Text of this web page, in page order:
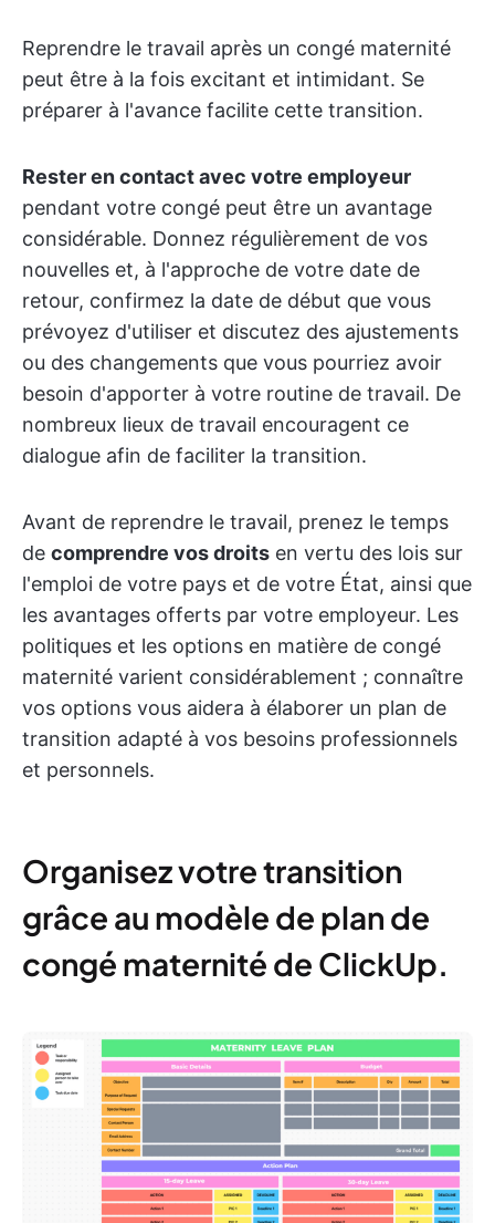
Reprendre le travail après un congé maternité
peut être à la fois excitant et intimidant. Se
préparer à l'avance facilite cette transition.
Rester en contact avec votre employeur
pendant votre congé peut être un avantage
considérable. Donnez régulièrement de vos
nouvelles et, à l'approche de votre date de
retour, confirmez la date de début que vous
prévoyez d'utiliser et discutez des ajustements
ou des changements que vous pourriez avoir
besoin d'apporter à votre routine de travail. De
nombreux lieux de travail encouragent ce
dialogue afin de faciliter la transition.
Avant de reprendre le travail, prenez le temps
de comprendre vos droits en vertu des lois sur
l'emploi de votre pays et de votre État, ainsi que
les avantages offerts par votre employeur. Les
politiques et les options en matière de congé
maternité varient considérablement ; connaître
vos options vous aidera à élaborer un plan de
transition adapté à vos besoins professionnels
et personnels.
Organisez votre transition
grâce au modèle de plan de
congé maternité de ClickUp.